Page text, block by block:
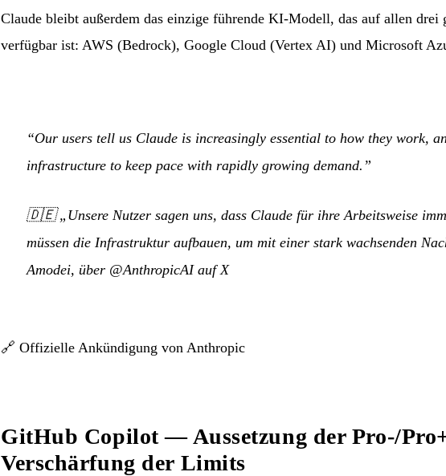
Claude bleibt außerdem das einzige führende KI-Modell, das auf allen drei
verfügbar ist: AWS (Bedrock), Google Cloud (Vertex AI) und Microsoft
“Our users tell us Claude is increasingly essential to how they work,
infrastructure to keep pace with rapidly growing demand.”
🇩🇪„Unsere Nutzer sagen uns, dass Claude für ihre Arbeitsweise
müssen die Infrastruktur aufbauen, um mit einer stark wachsenden
Amodei, über @AnthropicAI auf X
🔗 Offizielle Ankündigung von Anthropic
GitHub Copilot — Aussetzung der Pro-/
Verschärfung der Limits